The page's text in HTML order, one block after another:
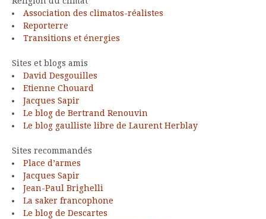
Association des climatos-réalistes
Reporterre
Transitions et énergies
Sites et blogs amis
David Desgouilles
Etienne Chouard
Jacques Sapir
Le blog de Bertrand Renouvin
Le blog gaulliste libre de Laurent Herblay
Sites recommandés
Place d’armes
Jacques Sapir
Jean-Paul Brighelli
La saker francophone
Le blog de Descartes